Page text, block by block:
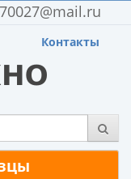
Контакты